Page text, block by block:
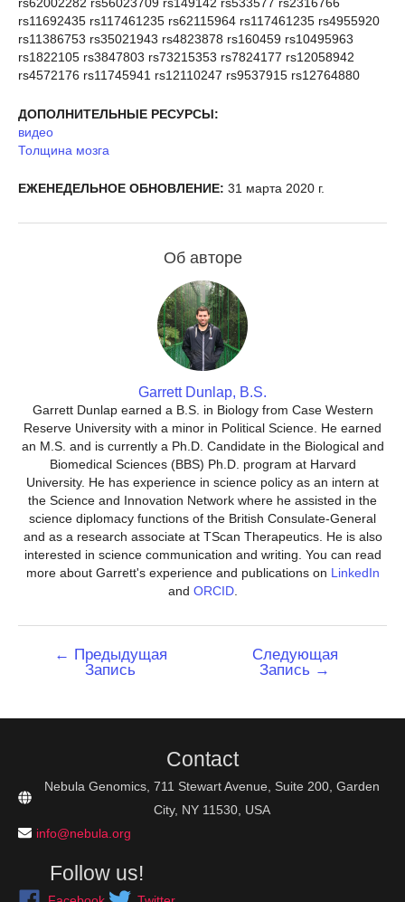
rs62002282 rs56023709 rs149142 rs533577 rs2316766
rs11692435 rs117461235 rs62115964 rs117461235 rs4955920
rs11386753 rs35021943 rs4823878 rs160459 rs10495963
rs1822105 rs3847803 rs73215353 rs7824177 rs12058942
rs4572176 rs11745941 rs12110247 rs9537915 rs12764880
ДОПОЛНИТЕЛЬНЫЕ РЕСУРСЫ:
видео
Толщина мозга
ЕЖЕНЕДЕЛЬНОЕ ОБНОВЛЕНИЕ: 31 марта 2020 г.
Об авторе
Garrett Dunlap, B.S.
Garrett Dunlap earned a B.S. in Biology from Case Western
Reserve University with a minor in Political Science. He earned
an M.S. and is currently a Ph.D. Candidate in the Biological and
Biomedical Sciences (BBS) Ph.D. program at Harvard
University. He has experience in science policy as an intern at
the Science and Innovation Network where he assisted in the
science diplomacy functions of the British Consulate-General
and as a research associate at TScan Therapeutics. He is also
interested in science communication and writing. You can read
more about Garrett's experience and publications on LinkedIn
and ORCID.
Навигация
← Предыдущая
Запись
Следующая
Запись →
Contact
Nebula Genomics, 711 Stewart Avenue, Suite 200, Garden
City, NY 11530, USA
info@nebula.org
Follow us!